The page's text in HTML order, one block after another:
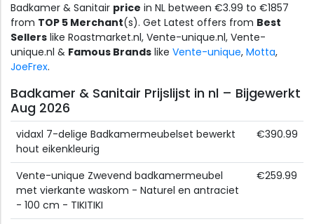
Badkamer & Sanitair price in NL between €3.99 to €1857
from TOP 5 Merchant(s). Get Latest offers from Best
Sellers like Roastmarket.nl, Vente-unique.nl, Vente-
unique.nl & Famous Brands like Vente-unique, Motta,
JoeFrex.
Badkamer & Sanitair Prijslijst in nl – Bijgewerkt
Aug 2026
vidaxl 7-delige Badkamermeubelset bewerkt
hout eikenkleurig
€390.99
Vente-unique Zwevend badkamermeubel
met vierkante waskom - Naturel en antraciet
- 100 cm - TIKITIKI
€259.99